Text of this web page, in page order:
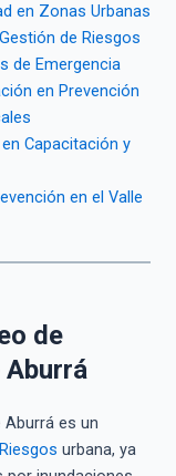
en Zonas Urbanas
de Riesgos
de Emergencia
en Prevención
Capacitación y
en el Valle
de
Aburrá
Aburrá es un
urbana, ya